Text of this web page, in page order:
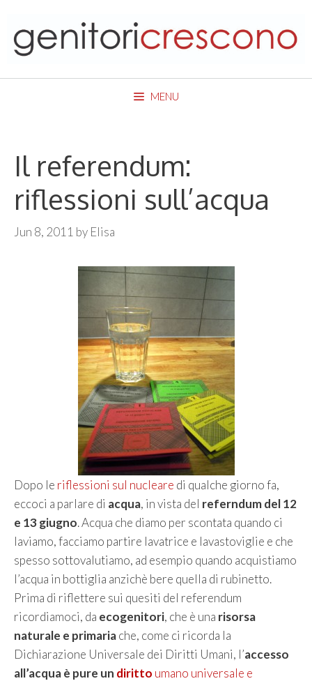
content
MENU
Il referendum:
riflessioni sull’acqua
Jun 8, 2011 by Elisa
Dopo le riflessioni sul nucleare di qualche giorno fa,
eccoci a parlare di acqua, in vista del referndum del 12
e 13 giugno. Acqua che diamo per scontata quando ci
laviamo, facciamo partire lavatrice e lavastoviglie e che
spesso sottovalutiamo, ad esempio quando acquistiamo
l’acqua in bottiglia anzichè bere quella di rubinetto.
Prima di riflettere sui quesiti del referendum
ricordiamoci, da ecogenitori, che è una risorsa
naturale e primariache, come ci ricorda la
Dichiarazione Universale dei Diritti Umani, l’accesso
all’acqua è pure un diritto umano universale e